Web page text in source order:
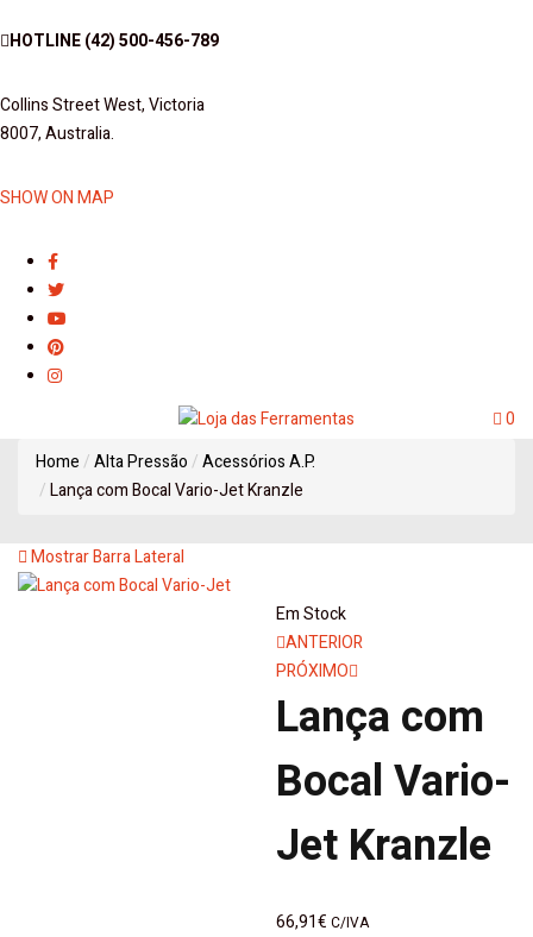
HOTLINE(42) 500-456-789
Collins Street West, Victoria
8007, Australia.
SHOW ON MAP
0
Home
Alta Pressão
Acessórios A.P.
Lança com Bocal Vario-Jet Kranzle
Mostrar Barra Lateral
Em Stock
Navegação
de
artigos
ANTERIOR
PRÓXIMO
Lança com
Bocal Vario-
Jet Kranzle
66,91€ C/IVA